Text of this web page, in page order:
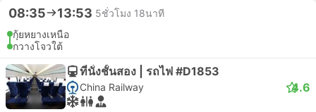
08:35 13:53 5ชั่วโมง 18นาที
กุ้ยหยางเหนือ
กวางโจวใต้
ที่นั่งชั้นสอง | รถไฟ #D1853
China Railway 4.6